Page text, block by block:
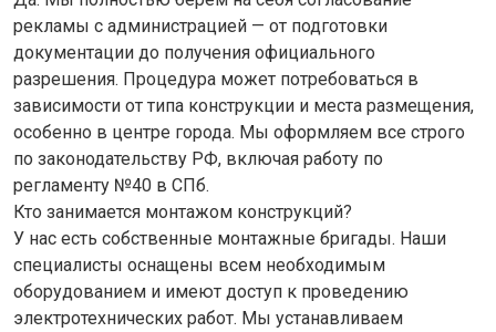
рекламы с администрацией — от подготовки
документации до получения официального
разрешения. Процедура может потребоваться в
зависимости от типа конструкции и места размещения,
особенно в центре города. Мы оформляем все строго
по законодательству РФ, включая работу по
регламенту №40 в СПб.
Кто занимается монтажом конструкций?
У нас есть собственные монтажные бригады. Наши
специалисты оснащены всем необходимым
оборудованием и имеют доступ к проведению
электротехнических работ. Мы устанавливаем